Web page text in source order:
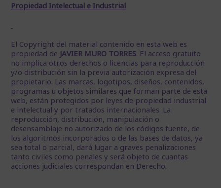
Propiedad Intelectual e Industrial
El Copyright del material contenido en esta web es
propiedad de JAVIER MURO TORRES. El acceso gratuito
no implica otros derechos o licencias para reproducción
y/o distribución sin la previa autorización expresa del
propietario. Las marcas, logotipos, diseños, contenidos,
programas u objetos similares que forman parte de esta
web, están protegidos por leyes de propiedad industrial
e intelectual y por tratados internacionales. La
reproducción, distribución, manipulación o
desensamblaje no autorizado de los códigos fuente, de
los algoritmos incorporados o de las bases de datos, ya
sea total o parcial, dará lugar a graves penalizaciones
tanto civiles como penales y será objeto de cuantas
acciones judiciales correspondan en Derecho.